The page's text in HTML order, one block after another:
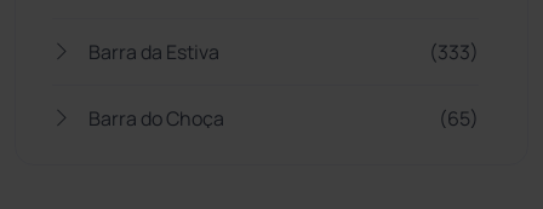
Barra da Estiva (333)
Barra do Choça (65)